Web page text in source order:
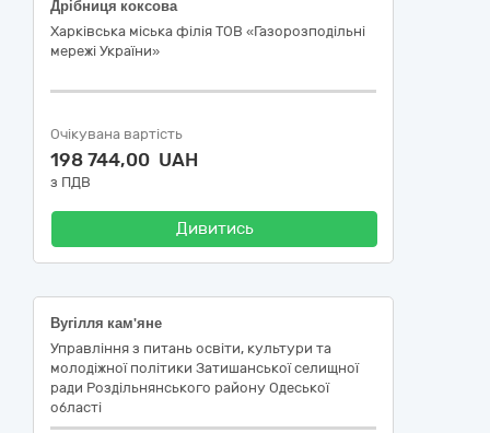
Дрібниця коксова
Харківська міська філія ТОВ «Газорозподільні
мережі України»
Очікувана вартість
198 744,00 UAH
з ПДВ
Дивитись
Вугілля кам'яне
Управління з питань освіти, культури та
молодіжної політики Затишанської селищної
ради Роздільнянського району Одеської
області